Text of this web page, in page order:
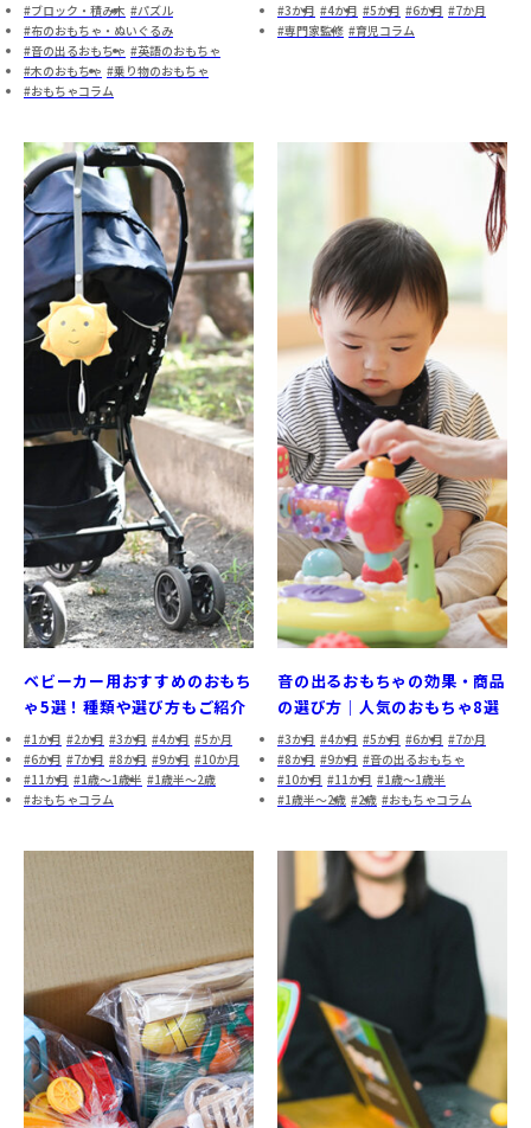
ブロック・積み木
パズル
布のおもちゃ・ぬいぐるみ
音の出るおもちゃ
英語のおもちゃ
木のおもちゃ
乗り物のおもちゃ
おもちゃコラム
3か月 4か月 5か月 6か月
7か月
専門家監修
育児コラム
ベビーカー用おすすめのおもち
ゃ5選！種類や選び方もご紹介
1か月 2か月 3か月 4か月
5か月
6か月
7か月 8か月 9か月
10か月
11か月
1歳～1歳半
1歳半～2歳
おもちゃコラム
音の出るおもちゃの効果・商品
の選び方｜人気のおもちゃ8選
3か月 4か月 5か月 6か月
7か月
8か月
9か月
音の出るおもちゃ
10か月
11か月
1歳～1歳半
1歳半～2歳
2歳 おもちゃコラム